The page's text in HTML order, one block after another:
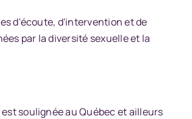
d'écoute, d'intervention et de
par la diversité sexuelle et la
soulignée au Québec et ailleurs